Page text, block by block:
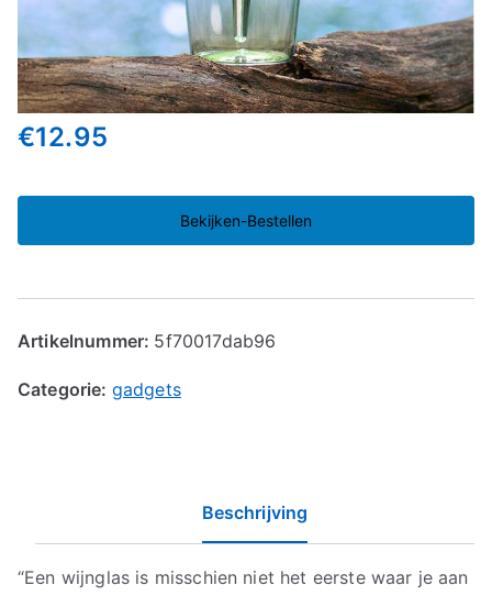
€12.95
Bekijken-Bestellen
Artikelnummer: 5f70017dab96
Categorie: gadgets
Beschrijving
“Een wijnglas is misschien niet het eerste waar je aan